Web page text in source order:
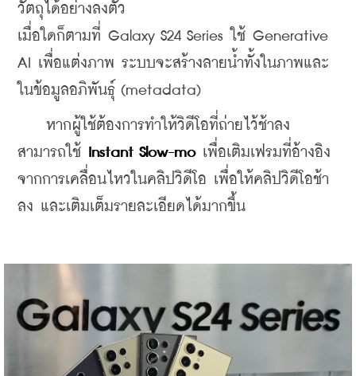
วัตถุได้อย่างลงตัว
เมื่อใดก็ตามที่ Galaxy S24 Series ใช้ Generative
AI เพื่อแต่งภาพ ระบบจะสร้างลายน้ำทั้งในภาพและ
ในข้อมูลอภิพันธุ์ (metadata)
หากผู้ใช้ต้องการทำให้วิดีโอที่ถ่ายไว้ช้าลง
สามารถใช้ Instant Slow-mo เพื่อเติมเฟรมที่อ้างอิง
จากการเคลื่อนไหวในคลิปวิดีโอ เพื่อให้คลิปวิดีโอช้า
ลง และเติมเต็มรายละเอียดได้มากขึ้น